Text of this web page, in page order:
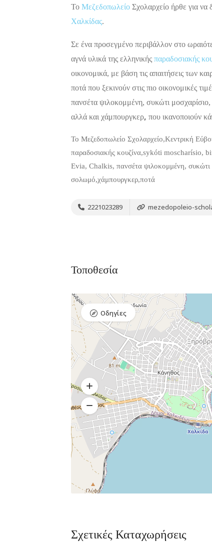
Το Μεζεδοπωλείο Σχολαρχείο ήρθε για
Χαλκίδας.
Σε ένα προσεγμένο περιβάλλον στο
αγνά υλικά της ελληνικής παραδοσιακής
οικονομικά, με βάση τις απαιτήσεις των
ποτά που ξεκινούν στις πιο οικονομικές
πανσέτα ψιλοκομμένη, συκώτι
αλλά και χάμπουργκερ, που ικανοποιούν
Το Μεζεδοπωλείο Σχολαρχείο,Κεντρική
παραδοσιακής κουζίνα,sykóti moscharísio,
Evia, Chalkis, πανσέτα ψιλοκομμένη, συκώτι
σολωμό,χάμπουργκερ,ποτά
2221023289 mezedopoleio-
Τοποθεσία
Οδηγίες
Σχετικές Καταχωρήσεις
Premium Πακέτο
Διαμονή,